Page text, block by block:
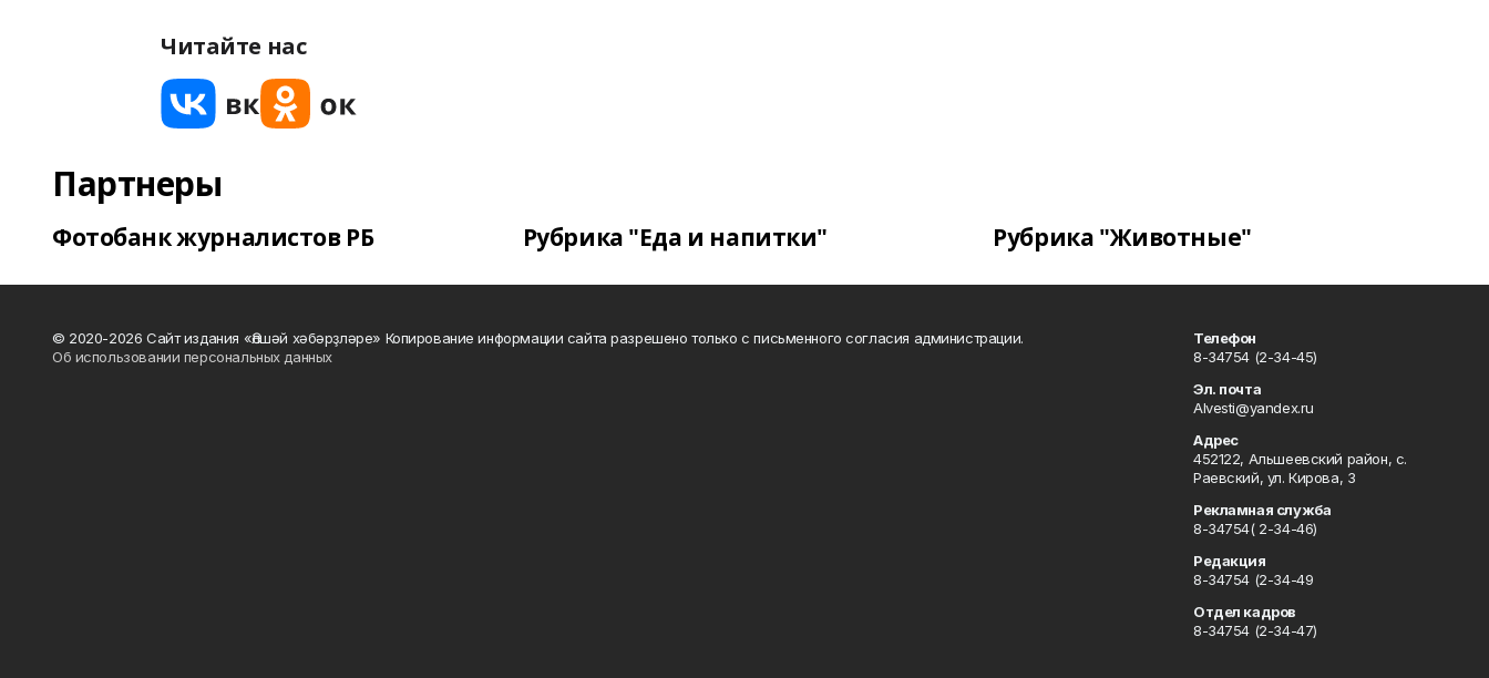
Читайте нас
Партнеры
Фотобанк журналистов РБ Рубрика "Еда и напитки" Рубрика "Животные"
© 2020-2026 Сайт издания «Әлшәй хәбәрҙләре» Копирование информации сайта разрешено только с письменного согласия администрации.
Об использовании персональных данных
Телефон
8-34754 (2-34-45)
Эл. почта
Alvesti@yandex.ru
Адрес
452122, Альшеевский район, с.
Раевский, ул. Кирова, 3
Рекламная служба
8-34754( 2-34-46)
Редакция
8-34754 (2-34-49
Отдел кадров
8-34754 (2-34-47)